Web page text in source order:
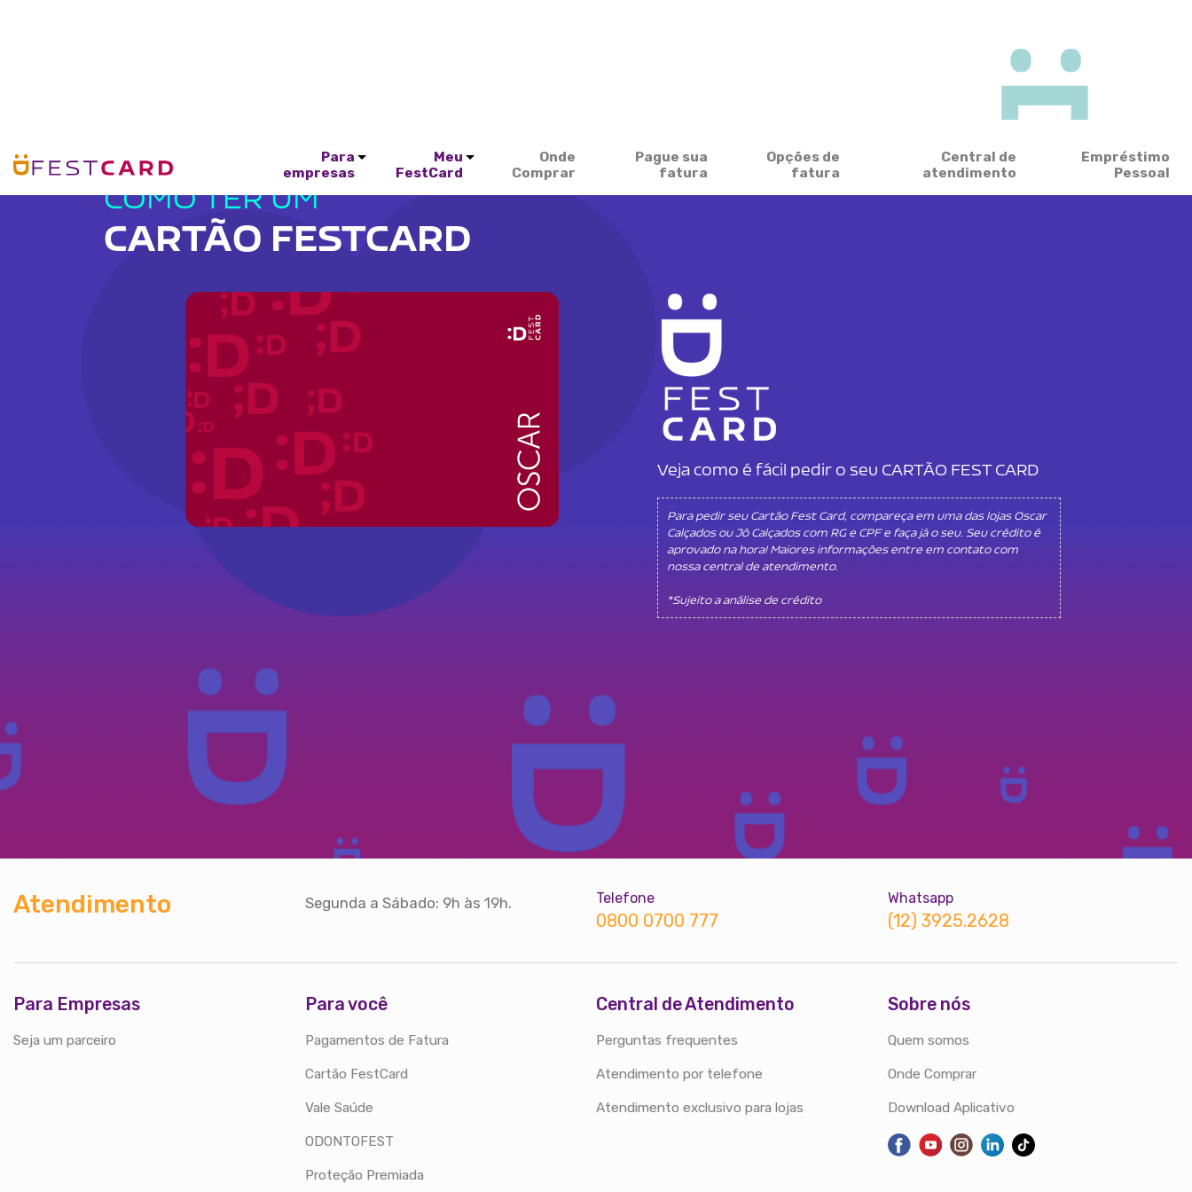
Para
empresas
Meu
FestCard
Onde
Comprar
Pague sua
fatura
Opções de
fatura
Central de
atendimento
Empréstimo
Pessoal
COMO TER UM
CARTÃO FESTCARD
Veja como é fácil pedir o seu CARTÃO FEST CARD
Para pedir seu Cartão Fest Card, compareça em uma das lojas Oscar
Calçados ou Jô Calçados com RG e CPF e faça já o seu. Seu crédito é
aprovado na hora! Maiores informações entre em contato com
nossa central de atendimento.
*Sujeito a análise de crédito
Atendimento Segunda a Sábado: 9h às 19h. Telefone
0800 0700 777
Whatsapp
(12) 3925.2628
Para Empresas
Seja um parceiro
Para você
Pagamentos de Fatura
Cartão FestCard
Vale Saúde
ODONTOFEST
Proteção Premiada
Central de Atendimento
Perguntas frequentes
Atendimento por telefone
Atendimento exclusivo para lojas
Sobre nós
Quem somos
Onde Comprar
Download Aplicativo